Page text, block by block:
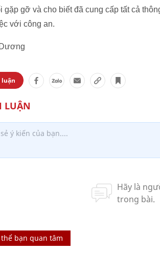
gặp gỡ và cho biết đã cung cấp tất cả
với công an.
luận
thể bạn quan tâm